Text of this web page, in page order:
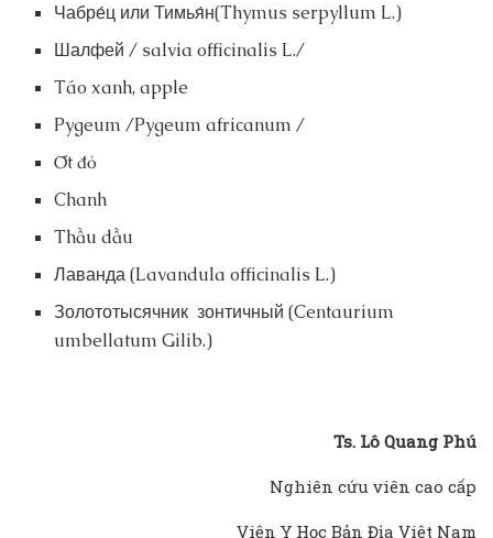
Чабре́ц или Тимья́н(Thymus serpyllum L.)
Шалфей / salvia officinalis L./
Táo xanh, apple
Pygeum /Pygeum africanum /
Ớt đỏ
Chanh
Thầu dầu
Лаванда (Lavandula officinalis L.)
Золототысячник зонтичный (Centaurium
umbellatum Gilib.)
Ts. Lô Quang Phú
Nghiên cứu viên cao cấp
Viện Y Học Bản Địa Việt Nam